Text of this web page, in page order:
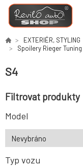
EXTERIÉR, STYLING
Spoilery Rieger Tuning
S4
Filtrovat produkty
Model
Typ vozu